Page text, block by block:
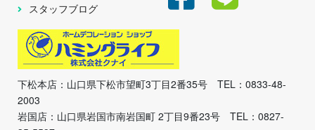
スタッフブログ
下松本店：山口県下松市望町3丁目2番35号 TEL：0833-48-
2003
岩国店：山口県岩国市南岩国町 2丁目9番23号 TEL：0827-